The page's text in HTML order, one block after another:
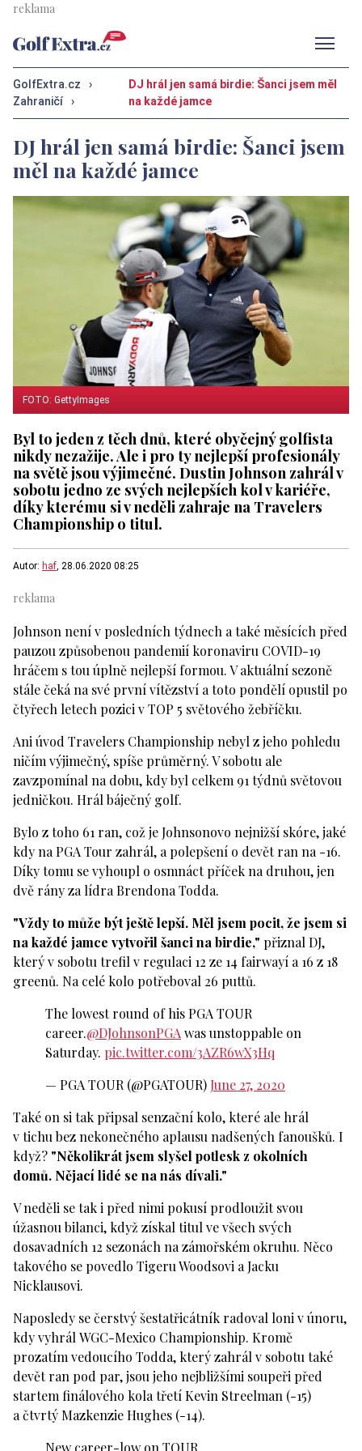
GolfExtra.cz
›
Zahraničí
›
DJ hrál jen samá birdie: Šanci jsem měl
na každé jamce
DJ hrál jen samá birdie: Šanci jsem
měl na každé jamce
FOTO: GettyImages
Byl to jeden z těch dnů, které obyčejný golfista
nikdy nezažije. Ale i pro ty nejlepší profesionály
na světě jsou výjimečné. Dustin Johnson zahrál v
sobotu jedno ze svých nejlepších kol v kariéře,
díky kterému si v neděli zahraje na Travelers
Championship o titul.
Autor: haf, 28.06.2020 08:25
Johnson není v posledních týdnech a také měsících před
pauzou způsobenou pandemií koronaviru COVID-19
hráčem s tou úplně nejlepší formou. V aktuální sezoně
stále čeká na své první vítězství a toto pondělí opustil po
čtyřech letech pozici v TOP 5 světového žebříčku.
Ani úvod Travelers Championship nebyl z jeho pohledu
ničím výjimečný, spíše průměrný. V sobotu ale
zavzpomínal na dobu, kdy byl celkem 91 týdnů světovou
jedničkou. Hrál báječný golf.
Bylo z toho 61 ran, což je Johnsonovo nejnižší skóre, jaké
kdy na PGA Tour zahrál, a polepšení o devět ran na -16.
Díky tomu se vyhoupl o osmnáct příček na druhou, jen
dvě rány za lídra Brendona Todda.
"Vždy to může být ještě lepší. Měl jsem pocit, že jsem si
na každé jamce vytvořil šanci na birdie," přiznal DJ,
který v sobotu trefil v regulaci 12 ze 14 fairwayí a 16 z 18
greenů. Na celé kolo potřeboval 26 puttů.
The lowest round of his PGA TOUR
career.@DJohnsonPGA was unstoppable on
Saturday. pic.twitter.com/3AZR6wX3Hq
— PGA TOUR (@PGATOUR) June 27, 2020
Také on si tak připsal senzační kolo, které ale hrál
v tichu bez nekonečného aplausu nadšených fanoušků. I
když? "Několikrát jsem slyšel potlesk z okolních
domů. Nějací lidé se na nás dívali."
V neděli se tak i před nimi pokusí prodloužit svou
úžasnou bilanci, když získal titul ve všech svých
dosavadních 12 sezonách na zámořském okruhu. Něco
takového se povedlo Tigeru Woodsovi a Jacku
Nicklausovi.
Naposledy se čerstvý šestatřicátník radoval loni v únoru,
kdy vyhrál WGC-Mexico Championship. Kromě
prozatím vedoucího Todda, který zahrál v sobotu také
devět ran pod par, jsou jeho nejbližšími soupeři před
startem finálového kola třetí Kevin Streelman (-15)
a čtvrtý Mazkenzie Hughes (-14).
New career-low on TOUR.